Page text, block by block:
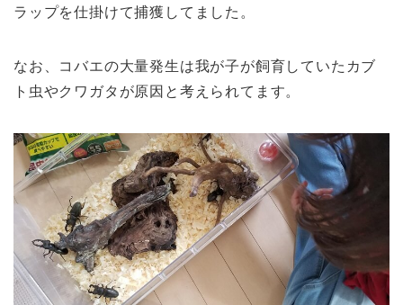
ラップを仕掛けて捕獲してました。
なお、コバエの大量発生は我が子が飼育していたカブ
ト虫やクワガタが原因と考えられてます。